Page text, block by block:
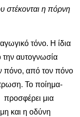
στέκονται η πόρνη
τόνο. Η ίδια
την αυτογνωσία
πόνο, από τον πόνο
Το ποίημα-
μια
και η οδύνη